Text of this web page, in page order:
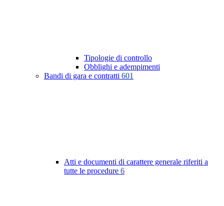
Tipologie di controllo
Obblighi e adempimenti
Bandi di gara e contratti 601
Atti e documenti di carattere generale riferiti a
tutte le procedure 6